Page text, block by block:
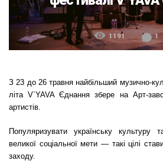
1191 1
З 23 до 26 травня найбільший музично-
літа V`YAVA Єднання збере на Aрт-
артистів.
Популяризувати українську
великої соціальної мети — такі цілі
заходу.